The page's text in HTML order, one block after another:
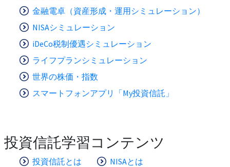
金融電卓（資産形成・運用シミュレーション）
NISAシミュレーション
iDeCo税制優遇シミュレーション
ライフプランシミュレーション
世界の株価・指数
スマートフォンアプリ「My投資信託」
投資信託学習コンテンツ
投資信託とは NISAとは